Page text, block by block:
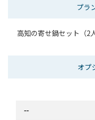
プラ
高知の寄せ鍋セット（2
オプ